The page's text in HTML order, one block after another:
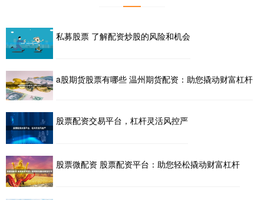
私募股票 了解配资炒股的风险和机会
a股期货股票有哪些 温州期货配资：助您撬动财富杠杆
股票配资交易平台，杠杆灵活风控严
股票微配资 股票配资平台：助您轻松撬动财富杠杆